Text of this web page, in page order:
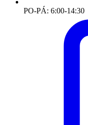
PO-PÁ: 6:00-14:30